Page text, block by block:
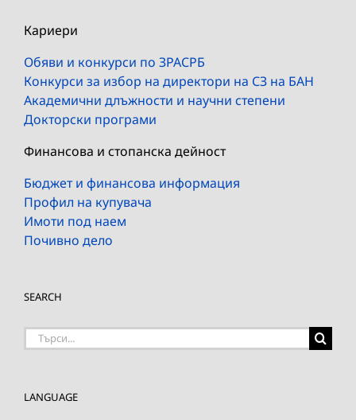
Кариери
Обяви и конкурси по ЗРАСРБ
Конкурси за избор на директори на СЗ на БАН
Академични длъжности и научни степени
Докторски програми
Финансова и стопанска дейност
Бюджет и финансова информация
Профил на купувача
Имоти под наем
Почивно дело
SEARCH
Търсене
LANGUAGE